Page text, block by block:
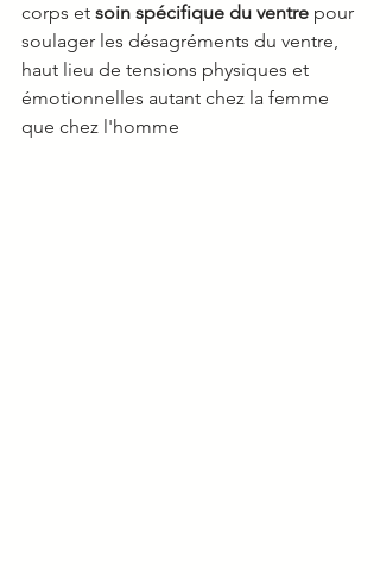
corps et soin spécifique du ventre pour
soulager les désagréments du ventre,
haut lieu de tensions physiques et
émotionnelles autant chez la femme
que chez l'homme